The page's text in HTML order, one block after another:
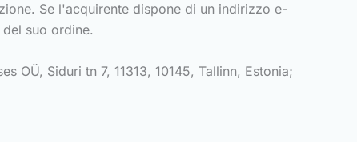
Se l'acquirente dispone di un indirizzo e-
suo ordine.
OÜ, Siduri tn 7, 11313, 10145, Tallinn, Estonia;